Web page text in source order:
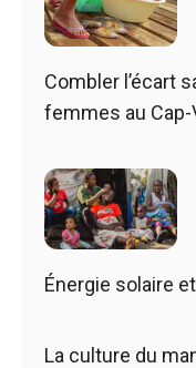
Combler l’écart
femmes au
Énergie solaire
La culture du